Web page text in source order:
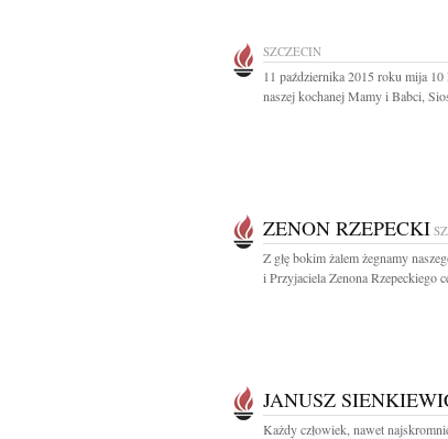
SZCZECIN
11 października 2015 roku mija 10
naszej kochanej Mamy i Babci,
ZENON RZEPECKI
Z głę bokim żalem żegnamy
i Przyjaciela Zenona Rzepeckiego
JANUSZ
Każdy człowiek, nawet